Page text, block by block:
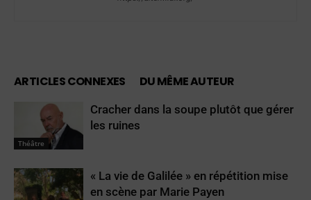
ARTICLES CONNEXES DU MÊME AUTEUR
Théâtre
Cracher dans la soupe plutôt que gérer
les ruines
« La vie de Galilée » en répétition mise
en scène par Marie Payen